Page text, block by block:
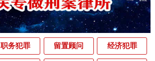
常见问题 办理中的案件 业务范围
办案机关 中国法律讲堂 辨别伪专业
罪名解析库 网站地图
职务犯罪 留置顾问 经济犯罪